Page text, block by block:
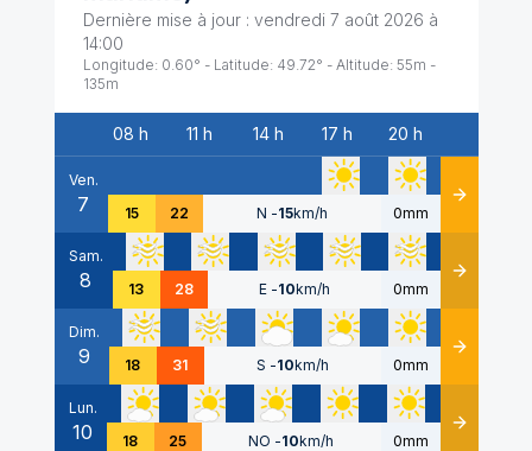
Dernière mise à jour : vendredi 7 août 2026 à
14:00
Longitude: 0.60° - Latitude: 49.72° - Altitude: 55m -
135m
Date
08 h 11 h 14 h 17 h 20 h
Ven.
7 15 22 N -15km/h 0mm Détails
Sam.
8 13 28 E -10km/h 0mm Détails
Dim.
9 18 31 S -10km/h 0mm Détails
Lun.
10 18 25 NO -10km/h 0mm Détails